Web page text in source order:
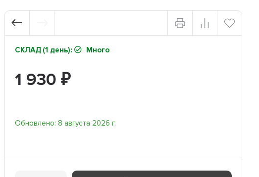
СКЛАД (1 день): Много
1 930 ₽
Обновлено: 8 августа 2026 г.